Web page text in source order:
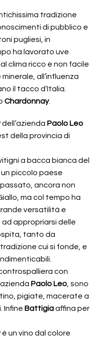
tradizione
di pubblico e
pugliesi, in
ha lavorato uve
clima ricco e non facile
all’influenza
il tacco d’Italia.
Chardonnay.
dell’azienda Paolo Leo
della provincia di
a bacca bianca del
piccolo paese
ancora non
ma col tempo ha
versatilità e
appropriarsi delle
tanto da
cui si fonde, e
con
Paolo Leo , sono
pigiate, macerate a
Infine Battigiaaffina per
è un vino dal colore